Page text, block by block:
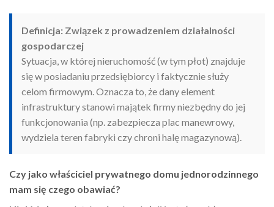
Definicja: Związek z prowadzeniem działalności
gospodarczej
Sytuacja, w której nieruchomość (w tym płot) znajduje
się w posiadaniu przedsiębiorcy i faktycznie służy
celom firmowym. Oznacza to, że dany element
infrastruktury stanowi majątek firmy niezbędny do jej
funkcjonowania (np. zabezpiecza plac manewrowy,
wydziela teren fabryki czy chroni halę magazynową).
Czy jako właściciel prywatnego domu jednorodzinnego
mam się czego obawiać?